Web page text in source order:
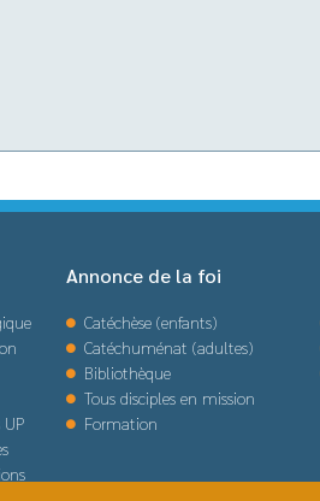
UP
Annonce de la foi
Catéchèse (enfants)
Catéchuménat (adultes)
Bibliothèque
Tous disciples en mission
Formation